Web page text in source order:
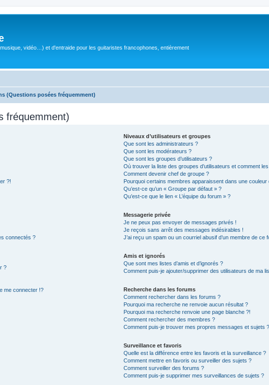
vidéo…) et d'entraide pour les guitaristes francophones, entièrement
(Questions posées fréquemment)
fréquemment)
?!
connectés ?
?
me connecter !?
Niveaux d’utilisateurs et groupes
Que sont les administrateurs ?
Que sont les modérateurs ?
Que sont les groupes d’utilisateurs ?
Où trouver la liste des groupes d’utilisateurs et comment
Comment devenir chef de groupe ?
Pourquoi certains membres apparaissent dans une couleur
Qu’est-ce qu’un « Groupe par défaut » ?
Qu’est-ce que le lien « L’équipe du forum » ?
Messagerie privée
Je ne peux pas envoyer de messages privés !
Je reçois sans arrêt des messages indésirables !
J’ai reçu un spam ou un courriel abusif d’un membre de ce
Amis et ignorés
Que sont mes listes d’amis et d’ignorés ?
Comment puis-je ajouter/supprimer des utilisateurs de ma
Recherche dans les forums
Comment rechercher dans les forums ?
Pourquoi ma recherche ne renvoie aucun résultat ?
Pourquoi ma recherche renvoie une page blanche ?!
Comment rechercher des membres ?
Comment puis-je trouver mes propres messages et sujets ?
Surveillance et favoris
Quelle est la différence entre les favoris et la surveillance ?
Comment mettre en favoris ou surveiller des sujets ?
Comment surveiller des forums ?
Comment puis-je supprimer mes surveillances de sujets ?